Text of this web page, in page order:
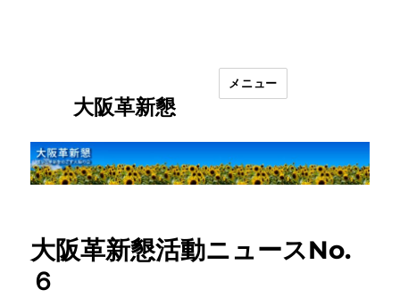
大阪革新懇
メニュー
大阪革新懇活動ニュースNo.
６